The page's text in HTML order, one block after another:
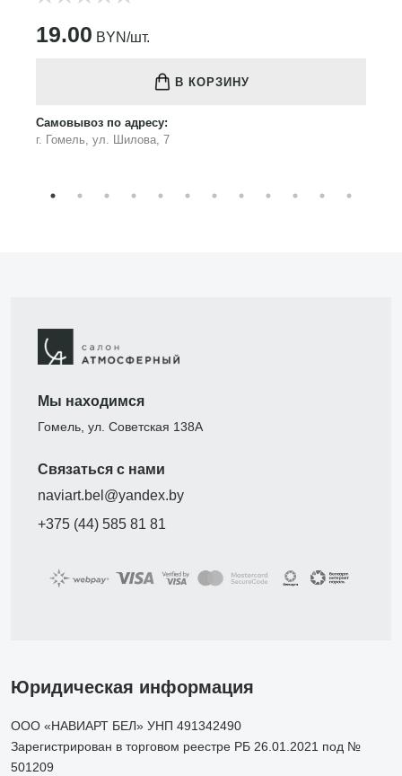
19.00 BYN/шт.
В КОРЗИНУ
Самовывоз по адресу:
г. Гомель, ул. Шилова, 7
Мы находимся
Гомель, ул. Советская 138А
Связаться с нами
naviart.bel@yandex.by
+375 (44) 585 81 81
Юридическая информация
ООО «НАВИАРТ БЕЛ» УНП 491342490
Зарегистрирован в торговом реестре РБ 26.01.2021 под №
501209